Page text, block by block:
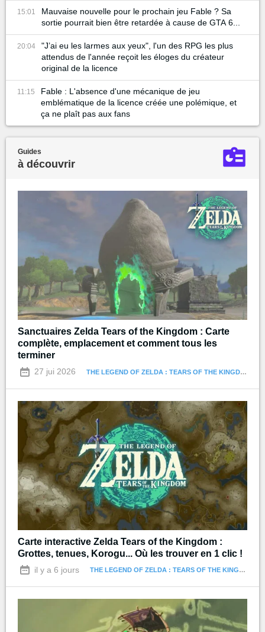
15:01
Mauvaise nouvelle pour le prochain jeu Fable ? Sa
sortie pourrait bien être retardée à cause de GTA 6...
20:04
"J’ai eu les larmes aux yeux", l'un des RPG les plus
attendus de l'année reçoit les éloges du créateur
original de la licence
11:15
Fable : L'absence d'une mécanique de jeu
emblématique de la licence créée une polémique, et
ça ne plaît pas aux fans
Guides
à découvrir
Sanctuaires Zelda Tears of the Kingdom : Carte
complète, emplacement et comment tous les
terminer
27 jui 2026 THE LEGEND OF ZELDA : TEARS OF THE KINGDOM
Carte interactive Zelda Tears of the Kingdom :
Grottes, tenues, Korogu... Où les trouver en 1 clic !
il y a 6 jours THE LEGEND OF ZELDA : TEARS OF THE KINGDOM